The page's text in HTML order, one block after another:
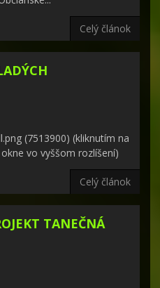
Celý článok
(7513900) (kliknutím na
vo vyššom rozlíšení)
Celý článok
TANEČNÁ